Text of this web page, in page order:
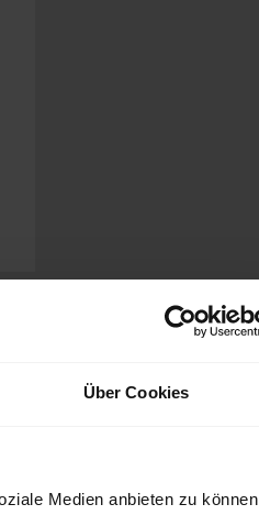
Über Cookies
Medien anbieten zu können